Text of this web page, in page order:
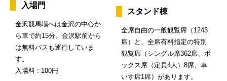
入場門
金沢競馬場へは金沢の中心か
ら車で約15分。金沢駅前から
は無料バスも運行していま
す。
入場料 : 100円
スタンド棟
全席自由の一般観覧席（1243
席）と、全席有料指定の特別
観覧席（シングル席362席、ボ
ックス席（定員4人）8席、車
いす席1席）があります。